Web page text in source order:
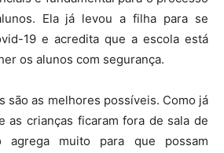
Ela já levou a filha para se
19 e acredita que a escola está
os alunos com segurança.
são as melhores possíveis. Como já
as crianças ficaram fora de sala de
agrega muito para que possam